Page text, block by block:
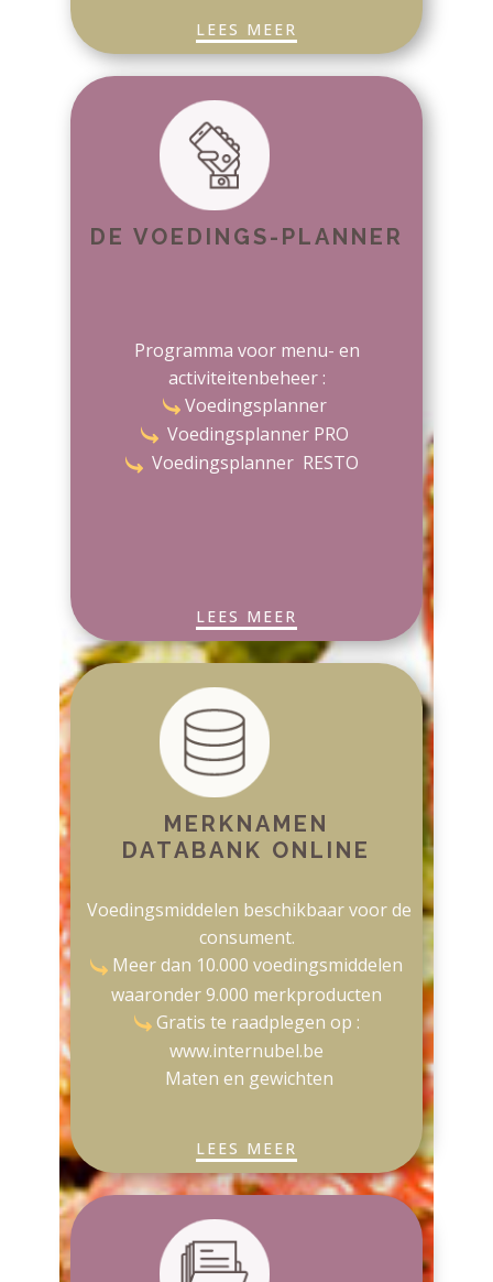
LEES MEER
DE VOEDINGS-PLANNER
Programma voor menu- en
activiteitenbeheer :
Voedingsplanner
Voedingsplanner PRO
Voedingsplanner RESTO
LEES MEER
MERKNAMEN
DATABANK ONLINE
Voedingsmiddelen beschikbaar voor de
consument.
Meer dan 10.000 voedingsmiddelen
waaronder 9.000 merkproducten
​Gratis te raadplegen op :
www.internubel.be
Maten en gewichten
LEES MEER